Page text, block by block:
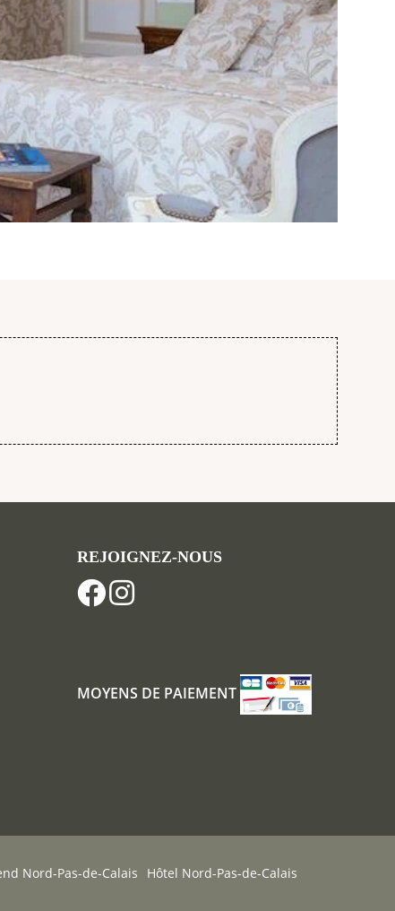
REJOIGNEZ-NOUS
MOYENS DE PAIEMENT
Nord-Pas-de-Calais Hôtel Nord-Pas-de-Calais